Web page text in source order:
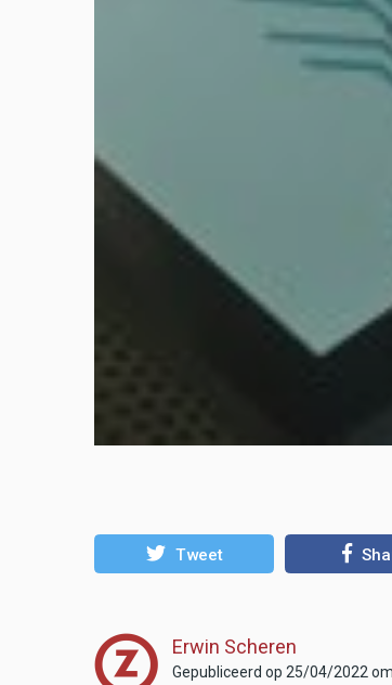
Tweet
Erwin Scheren
Gepubliceerd op 25/04/2022